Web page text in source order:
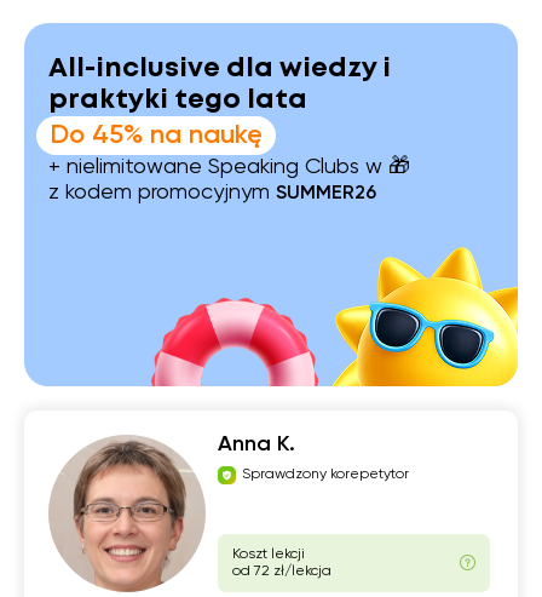
All-inclusive dla wiedzy i
praktyki tego lata
Do 45% na naukę
+ nielimitowane Speaking Clubs w 🎁
z kodem promocyjnym SUMMER26
Anna K.
Sprawdzony korepetytor
Koszt lekcji
od 72 zł/lekcja